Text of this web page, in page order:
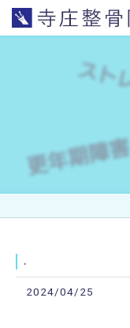
.
2024/04/25